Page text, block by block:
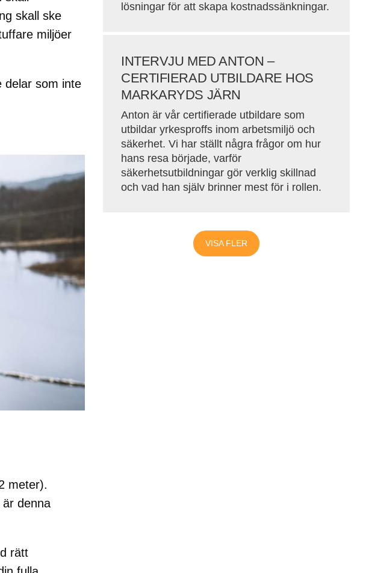
skall ske
miljöer
delar som inte
meter).
denna
rätt
lösningar för att skapa kostnadssänkningar.
INTERVJU MED ANTON –
CERTIFIERAD UTBILDARE HOS
MARKARYDS JÄRN
Anton är vår certifierade utbildare som
utbildar yrkesproffs inom arbetsmiljö och
säkerhet. Vi har ställt några frågor om hur
hans resa började, varför
säkerhetsutbildningar gör verklig skillnad
och vad han själv brinner mest för i rollen.
VISA FLER